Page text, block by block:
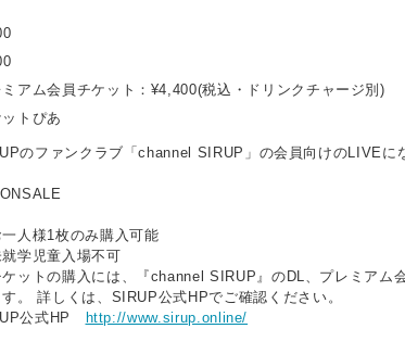
ミアム会員チケット：¥4,400(税込・ドリンクチャージ別)
トぴあ
のファンクラブ「channel SIRUP」の会員向けのLIVEに
人様1枚のみ購入可能
学児童入場不可
ットの購入には、『channel SIRUP』のDL、プレミアム
す。 詳しくは、SIRUP公式HPでご確認ください。
公式HP
http://www.sirup.online/